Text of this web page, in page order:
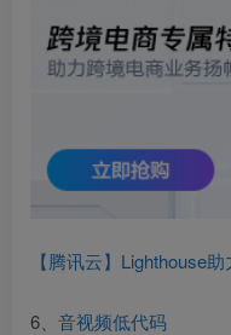
【腾讯云】Lighthouse
6、 音视频低代码